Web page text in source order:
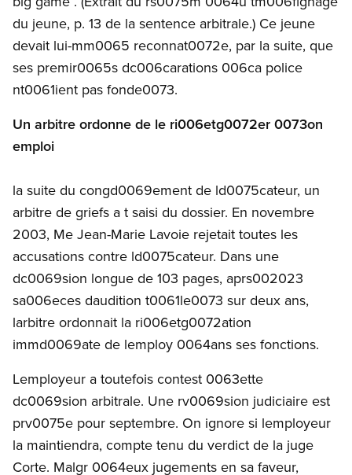
du jeune, p. 13 de la sentence arbitrale.) Ce jeune
devait lui-mm0065 reconnat0072e, par la suite, que
ses premir0065s dc006carations 006ca police
nt0061ient pas fonde0073.
Un arbitre ordonne de le ri006etg0072er 0073on
emploi
la suite du congd0069ement de ld0075cateur, un
arbitre de griefs a t saisi du dossier. En novembre
2003, Me Jean-Marie Lavoie rejetait toutes les
accusations contre ld0075cateur. Dans une
dc0069sion longue de 103 pages, aprs002023
sa006eces daudition t0061le0073 sur deux ans,
larbitre ordonnait la ri006etg0072ation
immd0069ate de lemploy 0064ans ses fonctions.
Lemployeur a toutefois contest 0063ette
dc0069sion arbitrale. Une rv0069sion judiciaire est
prv0075e pour septembre. On ignore si lemployeur
la maintiendra, compte tenu du verdict de la juge
Corte. Malgr 0064eux jugements en sa faveur,